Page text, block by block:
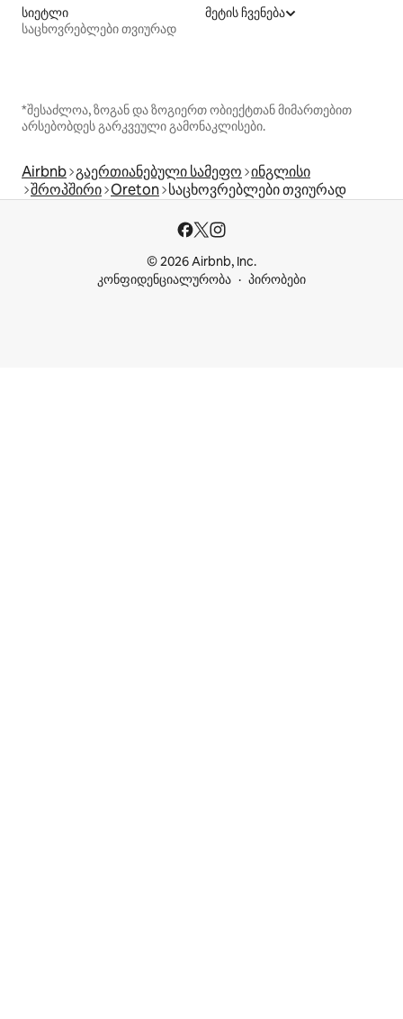
სიეტლი
საცხოვრებლები თვიურად
მეტის ჩვენება
*შესაძლოა, ზოგან და ზოგიერთ ობიექტთან მიმართებით
არსებობდეს გარკვეული გამონაკლისები.
Airbnb გაერთიანებული სამეფო ინგლისი
შროპშირი Oreton საცხოვრებლები თვიურად
© 2026 Airbnb, Inc.
კონფიდენციალურობა
პირობები